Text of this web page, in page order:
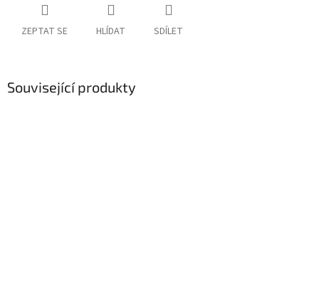
ZEPTAT SE HLÍDAT SDÍLET
Související produkty